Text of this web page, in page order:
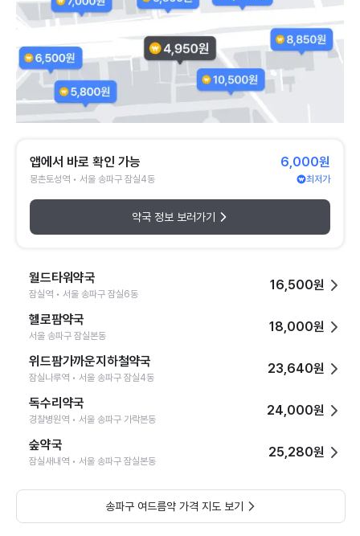
앱에서 바로 확인 가능
몽촌토성역 • 서울 송파구 잠실4동
6,000원
최저가
약국 정보 보러가기
월드타워약국
잠실역 • 서울 송파구 잠실6동
16,500원
헬로팜약국
서울 송파구 잠실본동
18,000원
위드팜가까운지하철약국
잠실나루역 • 서울 송파구 잠실4동
23,640원
독수리약국
경찰병원역 • 서울 송파구 가락본동
24,000원
숲약국
잠실새내역 • 서울 송파구 잠실본동
25,280원
송파구 여드름약 가격 지도 보기